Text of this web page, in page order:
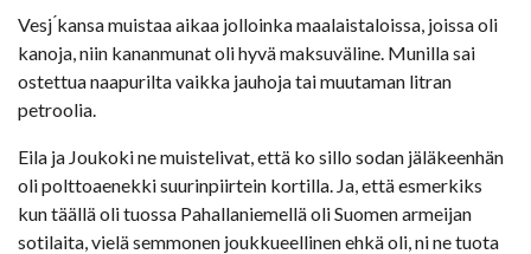
Vesj ́kansa muistaa aikaa jolloinka maalaistaloissa, joissa oli
kanoja, niin kananmunat oli hyvä maksuväline. Munilla sai
ostettua naapurilta vaikka jauhoja tai muutaman litran
petroolia.
Eila ja Joukoki ne muistelivat, että ko sillo sodan jäläkeenhän
oli polttoaenekki suurinpiirtein kortilla. Ja, että esmerkiks
kun täällä oli tuossa Pahallaniemellä oli Suomen armeijan
sotilaita, vielä semmonen joukkueellinen ehkä oli, ni ne tuota